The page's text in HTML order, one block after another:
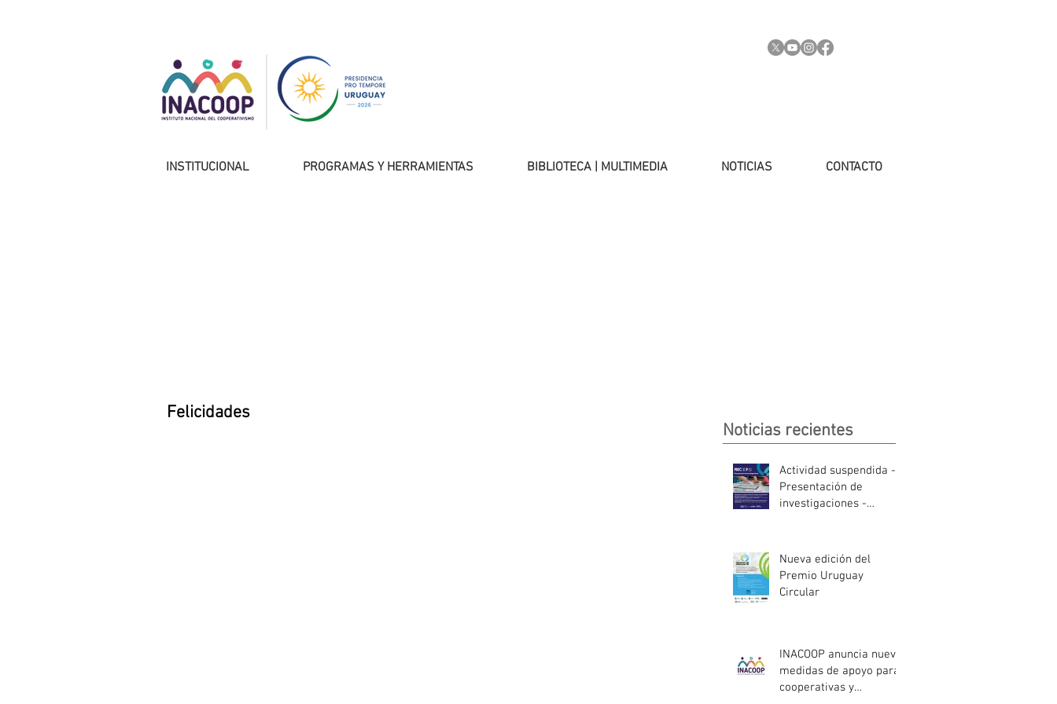
INSTITUCIONAL PROGRAMAS Y HERRAMIENTAS BIBLIOTECA | MULTIMEDIA NOTICIAS CONTACTO
Felicidades
Noticias recientes
Actividad suspendida -
Presentación de
investigaciones -
Nueva edición del
Premio Uruguay
Circular
INACOOP anuncia nueve
medidas de apoyo para
cooperativas y